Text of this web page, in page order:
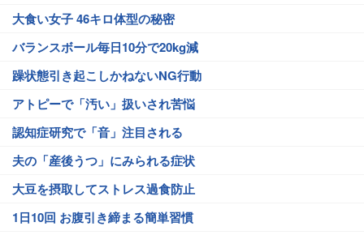
大食い女子 46キロ体型の秘密
バランスボール毎日10分で20kg減
躁状態引き起こしかねないNG行動
アトピーで「汚い」扱いされ苦悩
認知症研究で「音」注目される
夫の「産後うつ」にみられる症状
大豆を摂取してストレス過食防止
1日10回 お腹引き締まる簡単習慣